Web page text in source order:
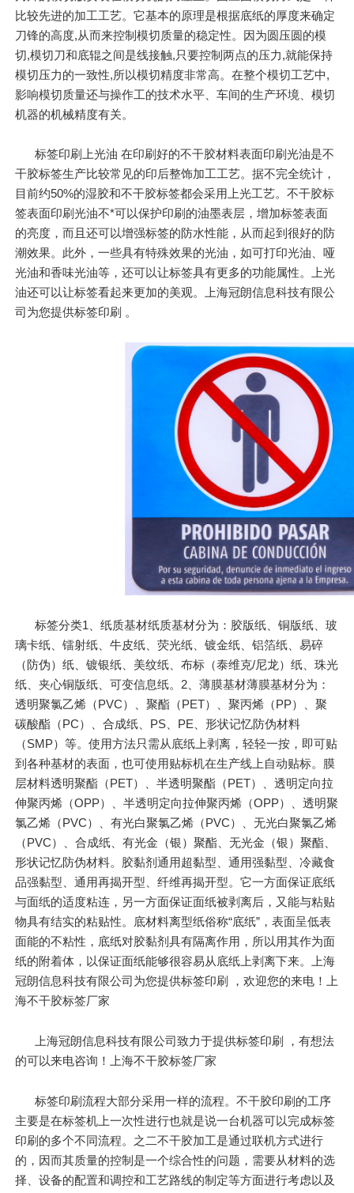
比较先进的加工工艺。它基本的原理是根据底纸的厚度来确定
刀锋的高度,从而来控制模切质量的稳定性。因为圆压圆的模
切,模切刀和底辊之间是线接触,只要控制两点的压力,就能保持
模切压力的一致性,所以模切精度非常高。在整个模切工艺中,
影响模切质量还与操作工的技术水平、车间的生产环境、模切
机器的机械精度有关。
标签印刷上光油 在印刷好的不干胶材料表面印刷光油是不
干胶标签生产比较常见的印后整饰加工工艺。据不完全统计，
目前约50%的湿胶和不干胶标签都会采用上光工艺。不干胶标
签表面印刷光油不*可以保护印刷的油墨表层，增加标签表面
的亮度，而且还可以增强标签的防水性能，从而起到很好的防
潮效果。此外，一些具有特殊效果的光油，如可打印光油、哑
光油和香味光油等，还可以让标签具有更多的功能属性。上光
油还可以让标签看起来更加的美观。上海冠朗信息科技有限公
司为您提供标签印刷 。
标签分类1、纸质基材纸质基材分为：胶版纸、铜版纸、玻
璃卡纸、镭射纸、牛皮纸、荧光纸、镀金纸、铝箔纸、易碎
（防伪）纸、镀银纸、美纹纸、布标（泰维克/尼龙）纸、珠光
纸、夹心铜版纸、可变信息纸。2、薄膜基材薄膜基材分为：
透明聚氯乙烯（PVC）、聚酯（PET）、聚丙烯（PP）、聚
碳酸酯（PC）、合成纸、PS、PE、形状记忆防伪材料
（SMP）等。使用方法只需从底纸上剥离，轻轻一按，即可贴
到各种基材的表面，也可使用贴标机在生产线上自动贴标。膜
层材料透明聚酯（PET）、半透明聚酯（PET）、透明定向拉
伸聚丙烯（OPP）、半透明定向拉伸聚丙烯（OPP）、透明聚
氯乙烯（PVC）、有光白聚氯乙烯（PVC）、无光白聚氯乙烯
（PVC）、合成纸、有光金（银）聚酯、无光金（银）聚酯、
形状记忆防伪材料。胶黏剂通用超黏型、通用强黏型、冷藏食
品强黏型、通用再揭开型、纤维再揭开型。它一方面保证底纸
与面纸的适度粘连，另一方面保证面纸被剥离后，又能与粘贴
物具有结实的粘贴性。底材料离型纸俗称“底纸”，表面呈低表
面能的不粘性，底纸对胶黏剂具有隔离作用，所以用其作为面
纸的附着体，以保证面纸能够很容易从底纸上剥离下来。上海
冠朗信息科技有限公司为您提供标签印刷 ，欢迎您的来电！上
海不干胶标签厂家
上海冠朗信息科技有限公司致力于提供标签印刷 ，有想法
的可以来电咨询！上海不干胶标签厂家
标签印刷流程大部分采用一样的流程。不干胶印刷的工序
主要是在标签机上一次性进行也就是说一台机器可以完成标签
印刷的多个不同流程。之二不干胶加工是通过联机方式进行
的，因而其质量的控制是一个综合性的问题，需要从材料的选
择、设备的配置和调控和工艺路线的制定等方面进行考虑以及